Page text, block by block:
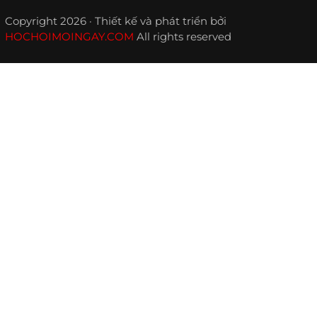
Copyright 2026 · Thiết kế và phát triển bởi
HOCHOIMOINGAY.COM All rights reserved